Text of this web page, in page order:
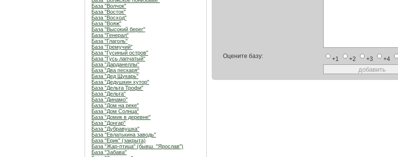
База "Волчок"
База "Восток"
База "Восход"
База "Вояж"
База "Высокий берег"
База "Генерал"
База "Глаголь"
База "Гремучий"
База "Гусиный остров"
База "Гусь лапчатый"
База "Дарданеллы"
База "Два пескаря"
База "Дед Щукарь"
База "Дедушкин хутор"
База "Дельта Трофи"
База "Дельта"
База "Динамо"
База "Дом на реке"
База "Дом Солнца"
База "Домик в деревне"
База "Донгар"
База "Дубравушка"
База "Евлатькина заводь"
База "Ерик" (закрыта)
База "Жар-птица" (бывш. "Ярослав")
База "Забава"
Оцените базу: +1 +2 +3 +4